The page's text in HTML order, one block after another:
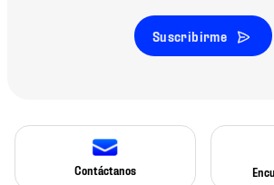
Suscribirme
Contáctanos